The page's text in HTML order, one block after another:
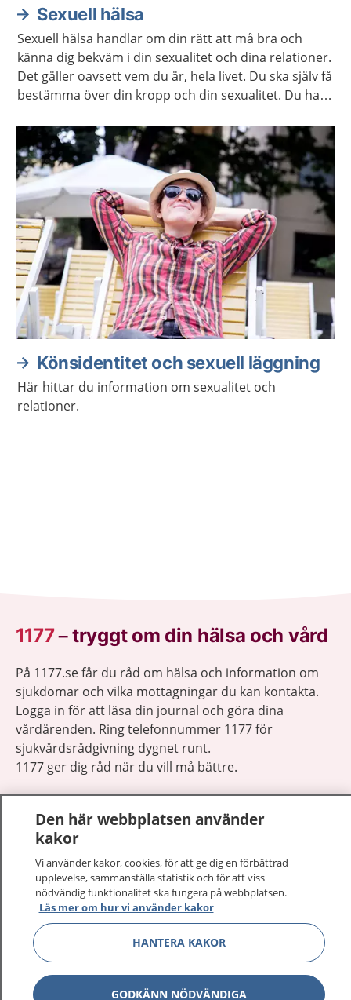
Sexuell hälsa
Sexuell hälsa handlar om din rätt att må bra och
känna dig bekväm i din sexualitet och dina relationer.
Det gäller oavsett vem du är, hela livet. Du ska själv få
bestämma över din kropp och din sexualitet. Du har
hittar du mer information och stöd för att ta hand
om din sexuella hälsa.
Könsidentitet och sexuell läggning
Här hittar du information om sexualitet och
relationer.
1177–tryggt om din hälsa och vård
På 1177.se får du råd om hälsa och information om
sjukdomar och vilka mottagningar du kan kontakta.
Logga in för att läsa din journal och göra dina
vårdärenden. Ring telefonnummer 1177 för
sjukvårdsrådgivning dygnet runt.
1177 ger dig råd när du vill må bättre.
1177 på flera språk
Om 1177
Kontakt Visa
Den här webbplatsen använder
kakor
Vi använder kakor, cookies, för att ge dig en förbättrad
upplevelse, sammanställa statistik och för att viss
nödvändig funktionalitet ska fungera på webbplatsen.
Läs mer om hur vi använder kakor
HANTERA KAKOR
GODKÄNN NÖDVÄNDIGA